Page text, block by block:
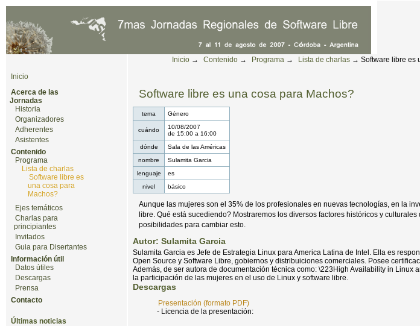
Cambiar a contenido.|Saltar a navegación
Herramientas Personales
Inicio → Contenido → Programa → Lista de charlas → Software libre es
Software libre es una cosa para Machos?
tema Género
cuándo
10/08/2007
de 15:00a 16:00
dónde
Sala de las Américas
nombre
Sulamita Garcia
lenguaje
es
nivel
básico
Aunque las mujeres son el 35% de los profesionales en nuevas tecnologías, en la
libre. Qué está sucediendo? Mostraremos los diversos factores históricos y
posibilidades para cambiar esto.
Autor: Sulamita Garcia
Sulamita Garcia es Jefe de Estrategia Linux para America Latina de Intel. Ella es
Open Source y Software Libre, gobiernos y distribuiciones comerciales. Posee
Además, de ser autora de documentación técnica como: \223High Availability in
la participación de las mujeres en el uso de Linux y software libre.
Descargas
Presentación (formato PDF)
- Licencia de la presentación:
Inicio
Acerca de las
Jornadas
Historia
Organizadores
Adherentes
Asistentes
Contenido
Programa
Lista de charlas
Software libre es
una cosa para
Machos?
Ejes temáticos
Charlas para
principiantes
Invitados
Guia para Disertantes
Información útil
Datos útiles
Descargas
Prensa
Contacto
Últimas noticias